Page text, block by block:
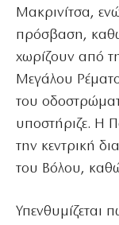
Μακρινίτσα,
πρόσβαση,
χωρίζουν από
Μεγάλου
του
υποστήριζε. Η
την κεντρική
του Βόλου,
Υπενθυμίζεται